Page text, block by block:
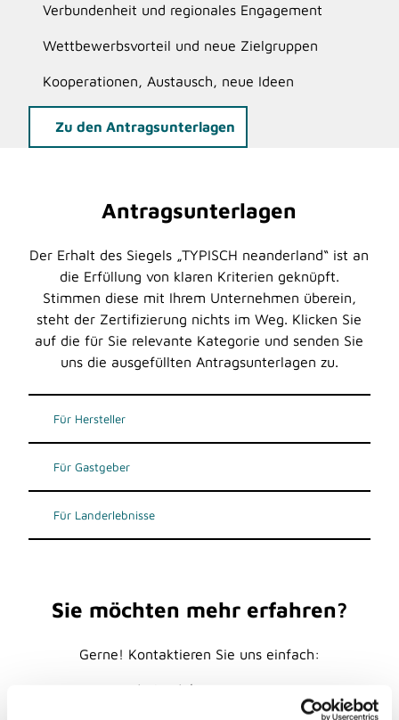
Verbundenheit und regionales Engagement
Wettbewerbsvorteil und neue Zielgruppen
Kooperationen, Austausch, neue Ideen
Zu den Antragsunterlagen
Antragsunterlagen
Der Erhalt des Siegels „TYPISCH neanderland“ ist an
die Erfüllung von klaren Kriterien geknüpft.
Stimmen diese mit Ihrem Unternehmen überein,
steht der Zertifizierung nichts im Weg. Klicken Sie
auf die für Sie relevante Kategorie und senden Sie
uns die ausgefüllten Antragsunterlagen zu.
Für Hersteller
Für Gastgeber
Für Landerlebnisse
Sie möchten mehr erfahren?
Gerne! Kontaktieren Sie uns einfach:
neanderland / Kreis Mettmann